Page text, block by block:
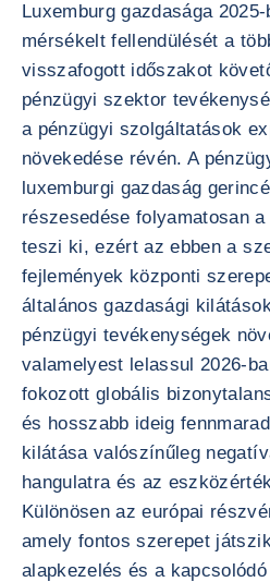
Luxemburg gazdasága
mérsékelt fellendülését a
visszafogott időszakot
pénzügyi szektor
a pénzügyi szolgáltatások
növekedése révén. A
luxemburgi gazdaság
részesedése folyamatosan
teszi ki, ezért az ebben a
fejlemények központi
általános gazdasági
pénzügyi tevékenységek
valamelyest lelassul 2026-
fokozott globális
és hosszabb ideig
kilátása valószínűleg
hangulatra és az
Különösen az európai
amely fontos szerepet
alapkezelés és a